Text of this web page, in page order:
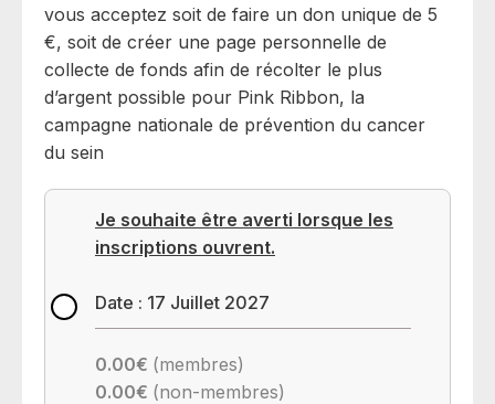
vous acceptez soit de faire un don unique de 5
€, soit de créer une page personnelle de
collecte de fonds afin de récolter le plus
d’argent possible pour Pink Ribbon, la
campagne nationale de prévention du cancer
du sein
Je souhaite être averti lorsque les
inscriptions ouvrent.
Date : 17 Juillet 2027
0.00€ (membres)
0.00€ (non-membres)